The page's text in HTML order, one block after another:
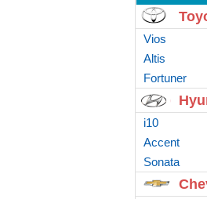
Vios
Altis
Fortuner
i10
Accent
Sonata